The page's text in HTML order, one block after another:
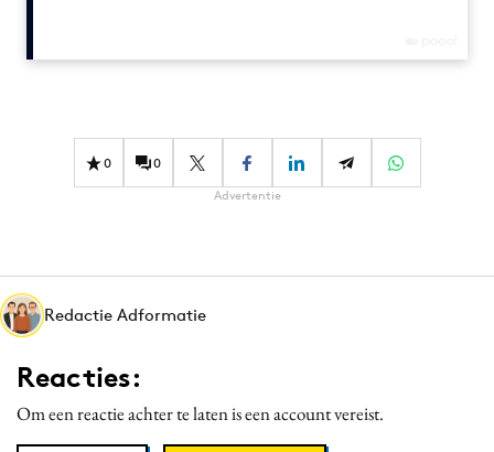
Design
Gedragsverandering
Media
PR
Programmatic
0 0
Advertentie
Redactie Adformatie
Reacties:
Om een reactie achter te laten is een account vereist.